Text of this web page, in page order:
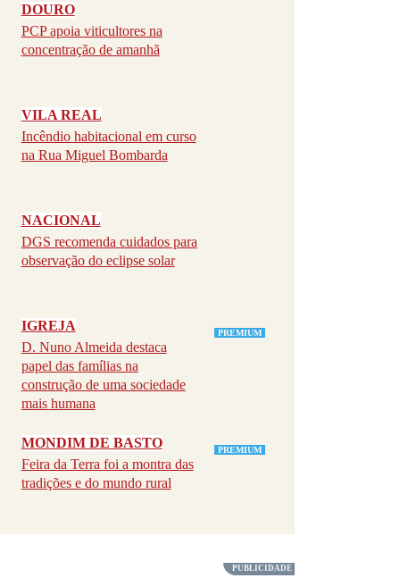
DOURO
PCP apoia viticultores na
concentração de amanhã
VILA REAL
Incêndio habitacional em curso
na Rua Miguel Bombarda
NACIONAL
DGS recomenda cuidados para
observação do eclipse solar
PREMIUM
IGREJA
D. Nuno Almeida destaca
papel das famílias na
construção de uma sociedade
mais humana
PREMIUM
MONDIM DE BASTO
Feira da Terra foi a montra das
tradições e do mundo rural